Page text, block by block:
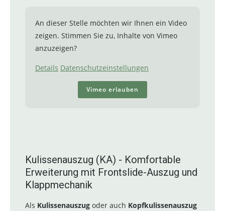
An dieser Stelle möchten wir Ihnen ein Video
zeigen. Stimmen Sie zu, Inhalte von Vimeo
anzuzeigen?
Details Datenschutzeinstellungen
Vimeo erlauben
Kulissenauszug (KA) - Komfortable
Erweiterung mit Frontslide-Auszug und
Klappmechanik
Als Kulissenauszug oder auch Kopfkulissenauszug